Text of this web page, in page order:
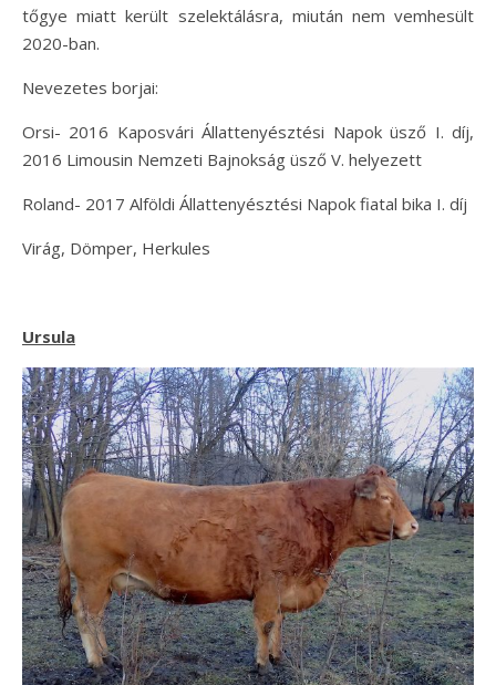
tőgye miatt került szelektálásra, miután nem vemhesült
2020-ban.
Nevezetes borjai:
Orsi- 2016 Kaposvári Állattenyésztési Napok üsző I. díj,
2016 Limousin Nemzeti Bajnokság üsző V. helyezett
Roland- 2017 Alföldi Állattenyésztési Napok fiatal bika I. díj
Virág, Dömper, Herkules
Ursula